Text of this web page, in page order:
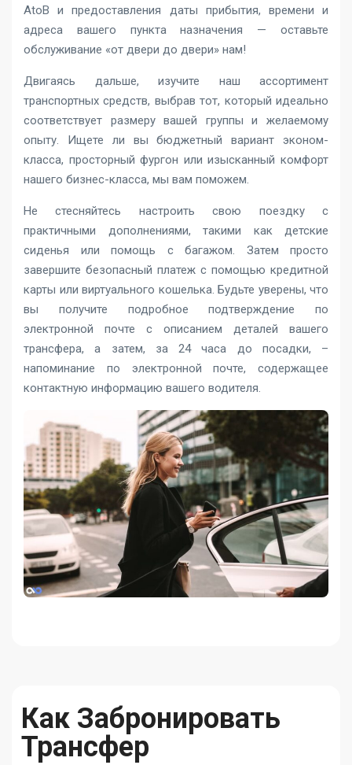
AtoB и предоставления даты прибытия, времени и
адреса вашего пункта назначения — оставьте
обслуживание «от двери до двери» нам!
Двигаясь дальше, изучите наш ассортимент
транспортных средств, выбрав тот, который идеально
соответствует размеру вашей группы и желаемому
опыту. Ищете ли вы бюджетный вариант эконом-
класса, просторный фургон или изысканный комфорт
нашего бизнес-класса, мы вам поможем.
Не стесняйтесь настроить свою поездку с
практичными дополнениями, такими как детские
сиденья или помощь с багажом. Затем просто
завершите безопасный платеж с помощью кредитной
карты или виртуального кошелька. Будьте уверены, что
вы получите подробное подтверждение по
электронной почте с описанием деталей вашего
трансфера, а затем, за 24 часа до посадки, –
напоминание по электронной почте, содержащее
контактную информацию вашего водителя.
Как Забронировать
Трансфер